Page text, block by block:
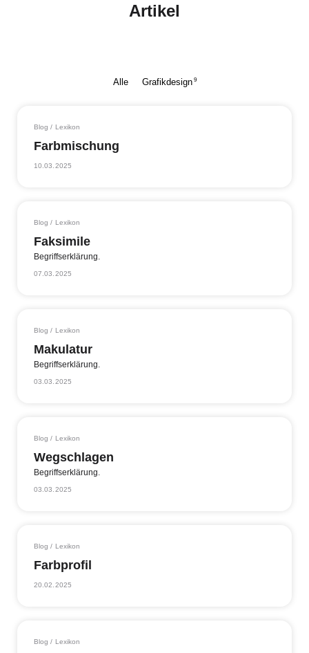
Artikel
Alle Grafikdesign 9
Blog / Lexikon
Farbmischung
10.03.2025
Blog / Lexikon
Faksimile
Begriffserklärung.
07.03.2025
Blog / Lexikon
Makulatur
Begriffserklärung.
03.03.2025
Blog / Lexikon
Wegschlagen
Begriffserklärung.
03.03.2025
Blog / Lexikon
Farbprofil
20.02.2025
Blog / Lexikon